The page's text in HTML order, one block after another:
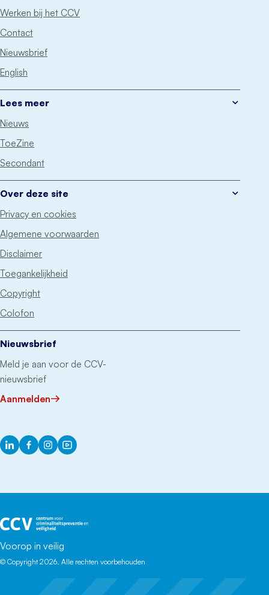
Werken bij het CCV
Contact
Nieuwsbrief
English
Lees meer
Nieuws
ToeZine
Secondant
Over deze site
Privacy en cookies
Algemene voorwaarden
Disclaimer
Toegankelijkheid
Copyright
Colofon
Nieuwsbrief
Meld je aan voor de CCV-
nieuwsbrief
Aanmelden
LinkedInFacebook
InstagramYouTube
Voorop in veilig
© Copyright 2026. Alle rechten voorbehouden